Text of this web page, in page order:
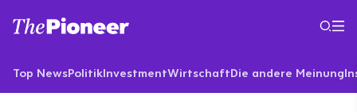
Top NewsPolitikInvestmentWirtschaftDie andere Meinung